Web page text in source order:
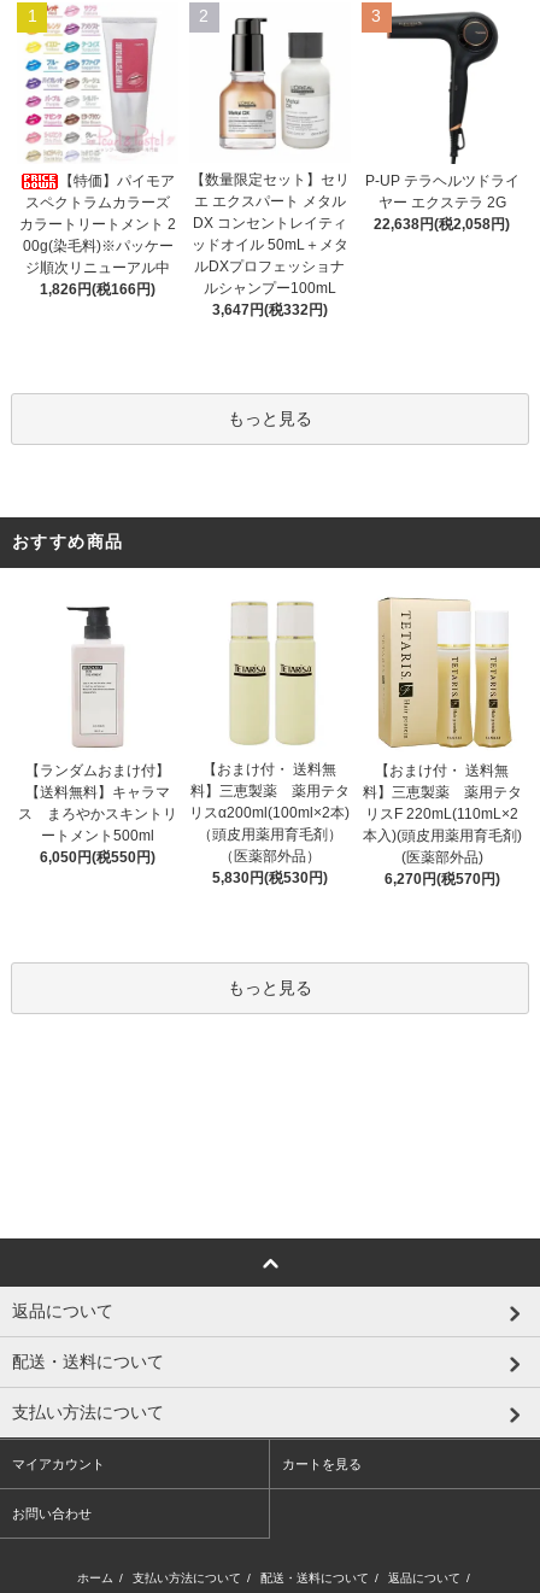
1
【特価】パイモア
スペクトラムカラーズ
カラートリートメント 2
00g(染毛料)※パッケー
ジ順次リニューアル中
1,826円(税166円)
2
【数量限定セット】セリ
エ エクスパート メタル
DX コンセントレイティ
ッドオイル 50mL＋メタ
ルDXプロフェッショナ
ルシャンプー100mL
3,647円(税332円)
3
P-UP テラヘルツドライ
ヤー エクステラ 2G
22,638円(税2,058円)
もっと見る
おすすめ商品
【ランダムおまけ付】
【送料無料】キャラマ
ス まろやかスキントリ
ートメント500ml
6,050円(税550円)
【おまけ付・ 送料無
料】三恵製薬 薬用テタ
リスα200ml(100ml×2本)
（頭皮用薬用育毛剤）
（医薬部外品）
5,830円(税530円)
【おまけ付・ 送料無
料】三恵製薬 薬用テタ
リスF 220mL(110mL×2
本入)(頭皮用薬用育毛剤)
(医薬部外品)
6,270円(税570円)
もっと見る
返品について
配送・送料について
支払い方法について
マイアカウント カートを見る
お問い合わせ
ホーム / 支払い方法について / 配送・送料について / 返品について /